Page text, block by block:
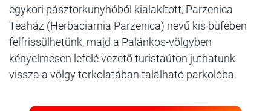
egykori pásztorkunyhóból kialakított, Parzenica
Teaház (Herbaciarnia Parzenica) nevű kis büfében
felfrissülhetünk, majd a Palánkos-völgyben
kényelmesen lefelé vezető turistaúton juthatunk
vissza a völgy torkolatában található parkolóba.